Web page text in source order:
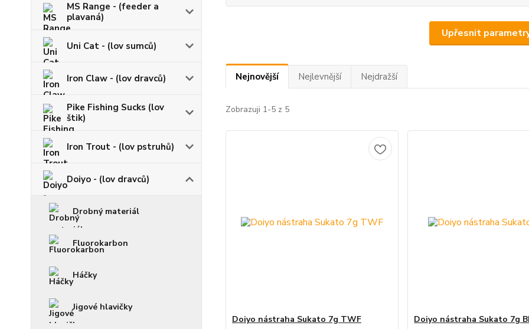
MS Range - (feeder a
plavaná)
Uni Cat - (lov sumců)
Iron Claw - (lov dravců)
Pike Fishing Sucks (lov
štik)
Iron Trout - (lov pstruhů)
Doiyo - (lov dravců)
Drobný materiál
Fluorokarbon
Háčky
Jigové hlavičky
Upřesnit
Nejnovější Nejlevnější Nejdražší
Zobrazuji 1-5 z 5
Doiyo nástraha Sukato 7g TWF Doiyo nástraha Sukato 7g